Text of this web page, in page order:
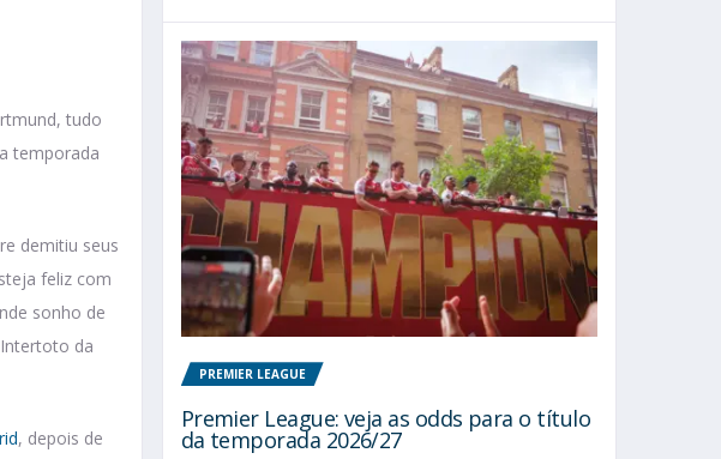
tudo
temporada
demitiu seus
feliz com
sonho de
da
, depois de
PREMIER LEAGUE
Premier League: veja as odds para o título
da temporada 2026/27